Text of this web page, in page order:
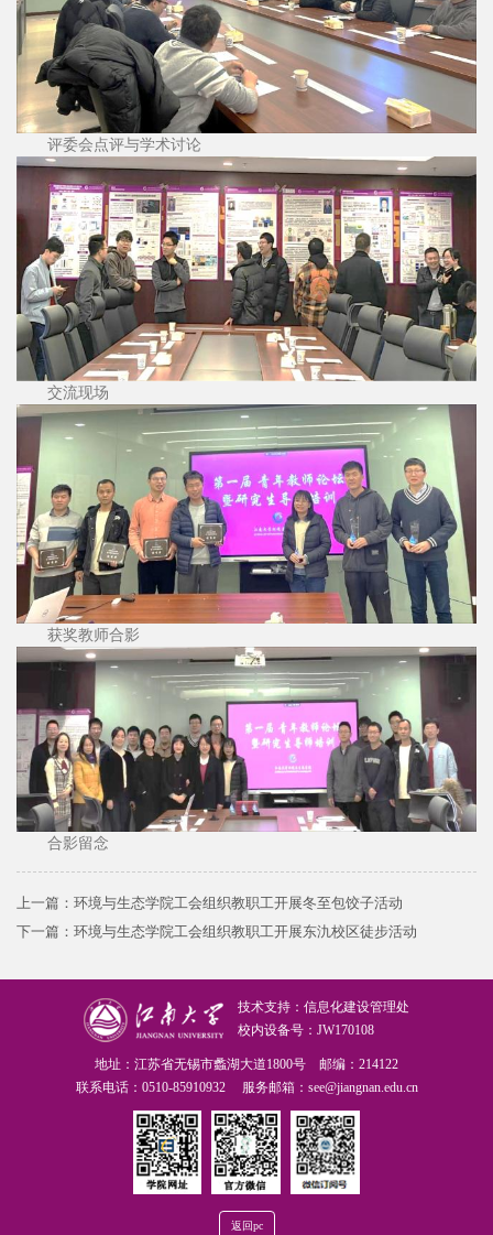
评委会点评与学术讨论
交流现场
获奖教师合影
合影留念
上一篇： 环境与生态学院工会组织教职工开展冬至包饺子活动
下一篇： 环境与生态学院工会组织教职工开展东氿校区徒步活动
技术支持：信息化建设管理处
校内设备号：JW170108
地址：江苏省无锡市蠡湖大道1800号 邮编：214122
联系电话：0510-85910932 服务邮箱：see@jiangnan.edu.cn
返回pc